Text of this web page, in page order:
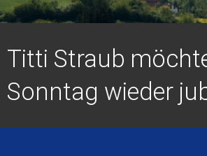
Titti Straub
Sonntag wieder